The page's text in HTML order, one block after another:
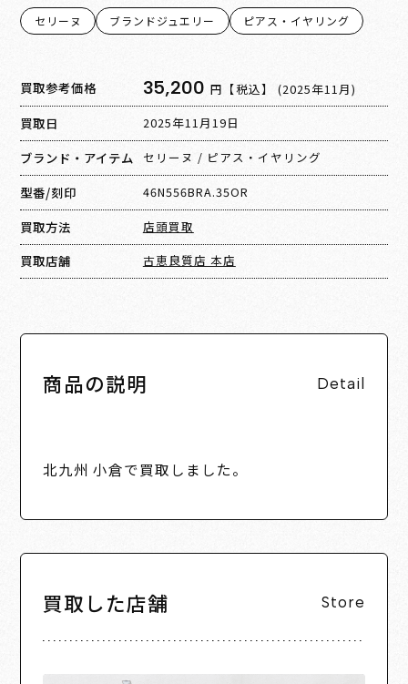
セリーヌ ブランドジュエリー ピアス・イヤリング
買取参考価格 35,200 円【税込】 (2025年11月)
買取日 2025年11月19日
ブランド・アイテム セリーヌ / ピアス・イヤリング
型番/刻印 46N556BRA.35OR
買取方法 店頭買取
買取店舗 古恵良質店 本店
商品の説明 Detail
北九州 小倉で買取しました。
買取した店舗 Store